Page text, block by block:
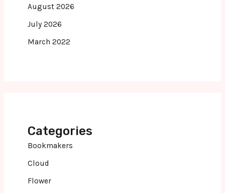
August 2026
July 2026
March 2022
Categories
Bookmakers
Cloud
Flower